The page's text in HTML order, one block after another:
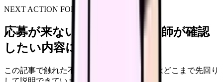
NEXT ACTION FOR CLINICS
応募が来ない求人票を、看護師が確認
したい内容に直せます
この記事で触れた不安を、自院の求人票ではどこまで先回り